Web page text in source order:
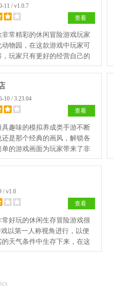
11 / v1.0.7
查看
常精彩的休闲冒险游戏玩家
物园，在这款游戏中玩家可
玩家只有更好的经营自己的
来动物园中参观游览，玩起
10 / 3.23.04
查看
趣味的模拟养成类手游不断
是那个经典的画风，解锁各
的游戏画面为玩家带来了非
这里获得一个紧张刺激的店
/ v1.0
查看
好玩的休闲生存冒险游戏很
以第一人称视角进行，以便
天气条件中生存下来，在这